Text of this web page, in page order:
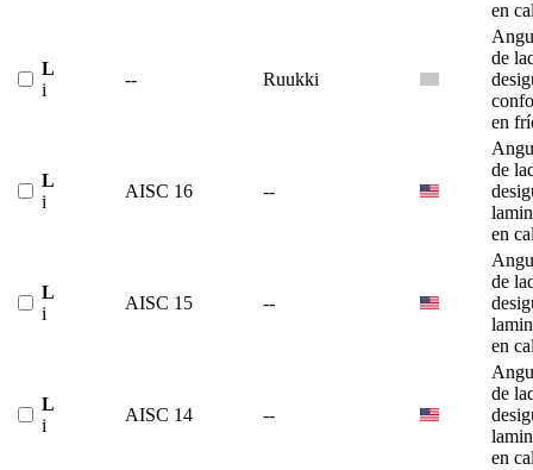
en
L
i
-- Ruukki
de
en
L
i
AISC 16 --
de
en
L
i
AISC 15 --
de
en
L
i
AISC 14 --
de
en